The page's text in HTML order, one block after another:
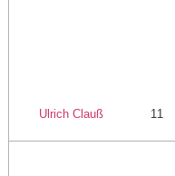
Ulrich Clauß 11